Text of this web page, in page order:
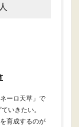
ーロ天草」で
いきたい。
育成するのが